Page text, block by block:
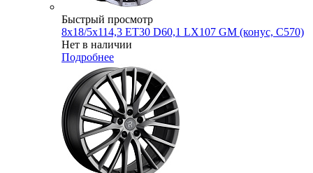
Быстрый просмотр
8x18/5x114,3 ET30 D60,1 LX107 GM (конус, C570)
Нет в наличии
Подробнее